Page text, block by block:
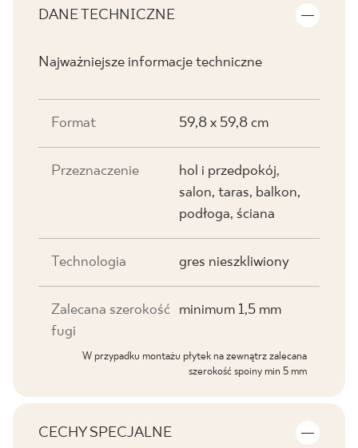
DANE TECHNICZNE
Najważniejsze informacje techniczne
Format 59,8 x 59,8 cm
Przeznaczenie
hol i przedpokój,
salon, taras, balkon,
podłoga, ściana
Technologia gres nieszkliwiony
Zalecana szerokość
fugi
minimum 1,5 mm
W przypadku montażu płytek na zewnątrz zalecana
szerokość spoiny min 5 mm
CECHY SPECJALNE